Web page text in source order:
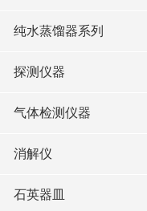
纯水蒸馏器系列
探测仪器
气体检测仪器
消解仪
石英器皿